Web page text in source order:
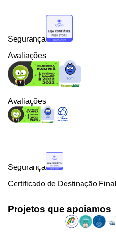
Segurança
Avaliações
Avaliações
Segurança
Certificado de Destinação Final
Projetos que apoiamos